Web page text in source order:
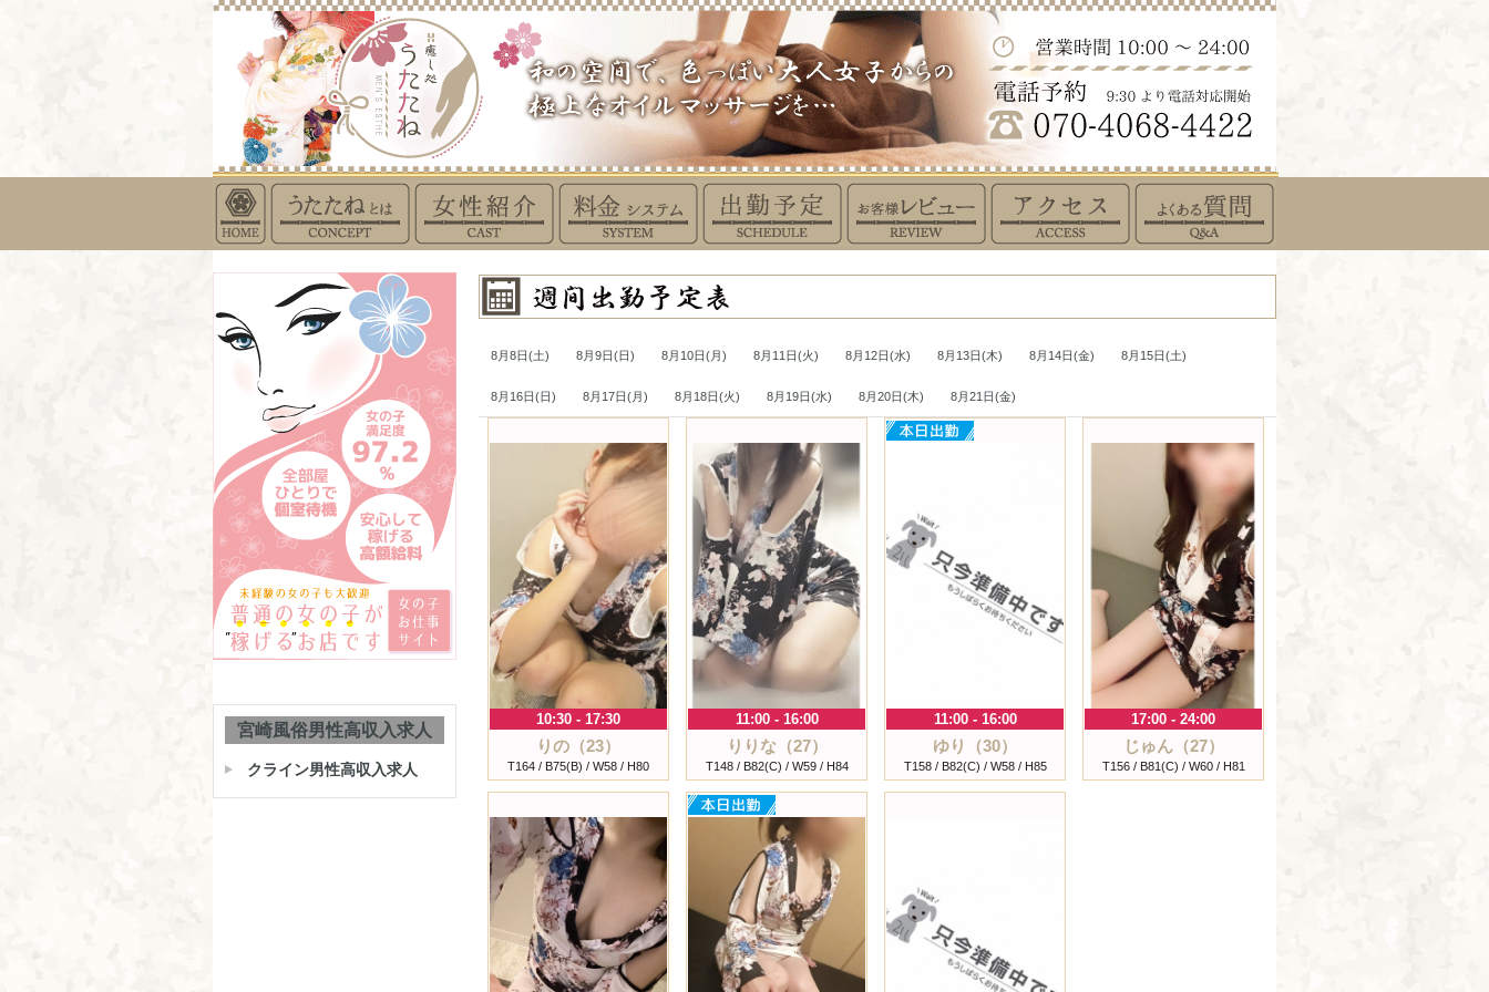
8月8日(土) 8月9日(日) 8月10日(月) 8月11日(火) 8月12日(水) 8月13日(木) 8月14日(金) 8月15日(土)
8月16日(日) 8月17日(月) 8月18日(火) 8月19日(水) 8月20日(木) 8月21日(金)
10:30 - 17:30
りの（23）
T164 / B75(B) / W58 / H80
11:00 - 16:00
りりな（27）
T148 / B82(C) / W59 / H84
11:00 - 16:00
ゆり（30）
T158 / B82(C) / W58 / H85
17:00 - 24:00
じゅん（27）
T156 / B81(C) / W60 / H81
宮崎風俗男性高収入求人
クライン男性高収入求人